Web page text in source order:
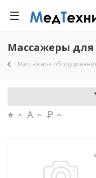
Массажеры для
Массажное